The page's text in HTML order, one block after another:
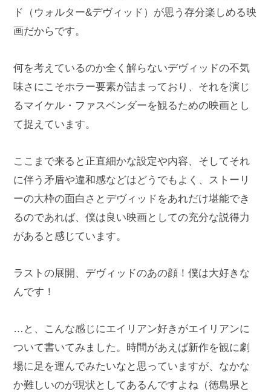
ド（ウォルター&デヴィッド）が思う存分楽しめる映
画だからです。
何を考えているのか全く解らないデヴィッドの不気
味さにこそホラー要素が詰まっており、それを演じ
るマイケル・ファスベンダーを観るための映画とし
て捉えています。
ここまで来ると正直細かな設定や内容、そしてそれ
に伴う矛盾や違和感などはどうでもよく、ストーリ
ーの大枠の面白さとデヴィッドをあれだけ堪能でき
るのであれば、僕は良い映画としての充分な説得力
があると感じています。
ラストの展開、デヴィッドのあの顔！僕は大好きな
んです！
…と、こんな感じにエイリアン好きがエイリアンに
ついて書いてみました。時間があえば新作を観に劇
場に足を運んでみたいなと思っていますが、なかな
か難しいのが現状としてあるんですよね（徳島県と